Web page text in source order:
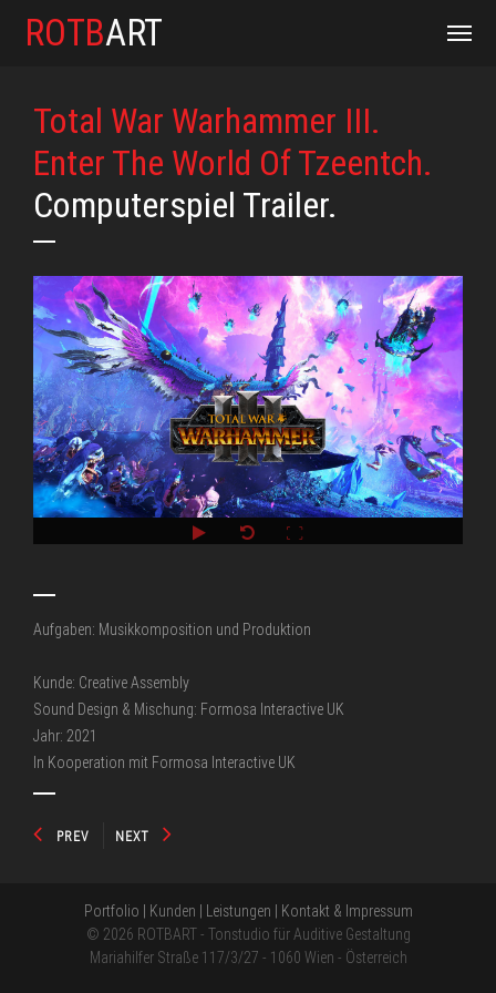
ROTBART
Total War Warhammer III.
Enter The World Of Tzeentch.
Computerspiel Trailer.
Aufgaben: Musikkomposition und Produktion
Kunde: Creative Assembly
Sound Design & Mischung: Formosa Interactive UK
Jahr: 2021
In Kooperation mit Formosa Interactive UK
PREV NEXT
Portfolio | Kunden | Leistungen | Kontakt & Impressum
© 2026 ROTBART - Tonstudio für Auditive Gestaltung
Mariahilfer Straße 117/3/27 - 1060 Wien - Österreich